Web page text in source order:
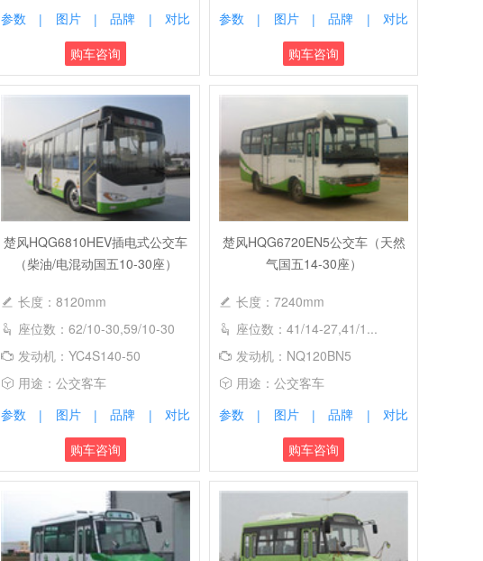
参数
| 图片 | 品牌 |
对比
购车咨询
参数
| 图片 | 品牌 |
对比
购车咨询
楚风HQG6810HEV插电式公交车
（柴油/电混动国五10-30座）
长度：8120mm
座位数：62/10-30,59/10-30
发动机：YC4S140-50
用途：公交客车
参数
| 图片 | 品牌 |
对比
购车咨询
楚风HQG6720EN5公交车（天然
气国五14-30座）
长度：7240mm
座位数：41/14-27,41/1...
发动机：NQ120BN5
用途：公交客车
参数
| 图片 | 品牌 |
对比
购车咨询